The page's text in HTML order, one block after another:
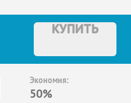
КУПИТЬ
Экономия:
50%